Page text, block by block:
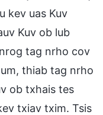
kev uas Kuv
Kuv ob lub
tag nrho cov
thiab tag nrho
ob txhais tes
txiav txim. Tsis